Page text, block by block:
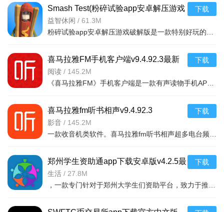
Smash Test(粉碎试验app安卓解压游戏
破解版)v1.2
益智休闲 / 61.3M
下载
喜马拉雅FM手机客户端v9.4.92.3最新
版
阅读 / 145.2M
下载
喜马拉雅fm听书相声v9.4.92.3
影音 / 145.2M
下载
郑州学生资助通app下载安卓版v4.2.5最
新版
生活 / 27.8M
下载